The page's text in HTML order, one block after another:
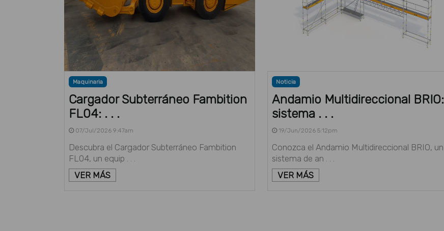
Maquinaria
Cargador Subterráneo Fambition
FL04: . . .
07/Jul/2026 9:47am
Descubra el Cargador Subterráneo Fambition
FL04, un equip . . .
VER MÁS
Noticia
Andamio Multidireccional BRIO:
sistema . . .
19/Jun/2026 5:12pm
Conozca el Andamio Multidireccional BRIO, un
sistema de an . . .
VER MÁS